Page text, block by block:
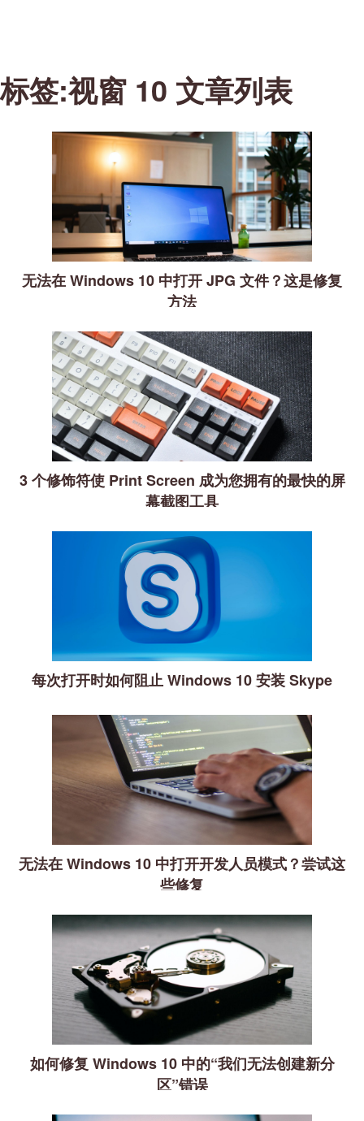
标签:视窗 10 文章列表
无法在 Windows 10 中打开 JPG 文件？这是修复
方法
3 个修饰符使 Print Screen 成为您拥有的最快的屏
幕截图工具
每次打开时如何阻止 Windows 10 安装 Skype
无法在 Windows 10 中打开开发人员模式？尝试这
些修复
如何修复 Windows 10 中的“我们无法创建新分
区”错误